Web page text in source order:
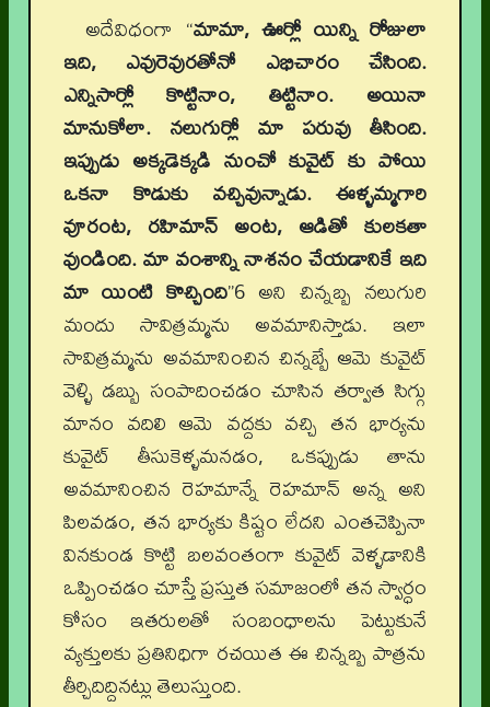
అదేవిధంగా “మామా, ఊర్లో యిన్ని రోజులా
ఇది, ఎవురెవురతోనో ఎభిచారం చేసింది.
ఎన్నిసార్లో కొట్టినాం, తిట్టినాం. అయినా
మానుకోలా. నలుగుర్లో మా పరువు తీసింది.
ఇప్పుడు అక్కడెక్కడి నుంచో కువైట్ కు పోయి
ఒకనా కొడుకు వచ్చివున్నాడు. ఈళ్ళమ్మగారి
వూరంట, రహిమాన్ అంట, ఆడితో కులకతా
వుండింది. మా వంశాన్ని నాశనం చేయడానికే ఇది
మా యింటి కొచ్చింది”6 అని చిన్నబ్బ నలుగురి
మందు సావిత్రమ్మను అవమానిస్తాడు. ఇలా
సావిత్రమ్మను అవమానించిన చిన్నబ్బే ఆమె కువైట్
వెళ్ళి డబ్బు సంపాదించడం చూసిన తర్వాత సిగ్గు
మానం వదిలి ఆమె వద్దకు వచ్చి తన భార్యను
కువైట్ తీసుకెళ్ళమనడం, ఒకప్పుడు తాను
అవమానించిన రెహమాన్నే రెహమాన్ అన్న అని
పిలవడం, తన భార్యకు కిష్టం లేదని ఎంతచెప్పినా
వినకుండ కొట్టి బలవంతంగా కువైట్ వెళ్ళడానికి
ఒప్పించడం చూస్తే ప్రస్తుత సమాజంలో తన స్వార్ధం
కోసం ఇతరులతో సంబంధాలను పెట్టుకునే
వ్యక్తులకు ప్రతినిధిగా రచయిత ఈ చిన్నబ్బ పాత్రను
తీర్చిదిద్దినట్లు తెలుస్తుంది.